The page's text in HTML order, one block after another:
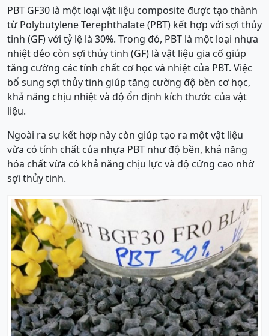
PBT GF30 là một loại vật liệu composite được tạo thành
từ Polybutylene Terephthalate (PBT) kết hợp với sợi thủy
tinh (GF) với tỷ lệ là 30%. Trong đó, PBT là một loại nhựa
nhiệt dẻo còn sợi thủy tinh (GF) là vật liệu gia cố giúp
tăng cường các tính chất cơ học và nhiệt của PBT. Việc
bổ sung sợi thủy tinh giúp tăng cường độ bền cơ học,
khả năng chịu nhiệt và độ ổn định kích thước của vật
liệu.
Ngoài ra sự kết hợp này còn giúp tạo ra một vật liệu
vừa có tính chất của nhựa PBT như độ bền, khả năng
hóa chất vừa có khả năng chịu lực và độ cứng cao nhờ
sợi thủy tinh.